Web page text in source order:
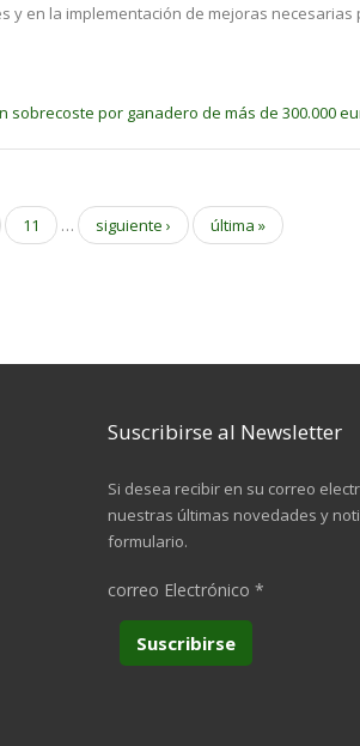
en la implementación de mejoras necesarias
por ganadero de más de 300.000
11 … siguiente › última »
Suscribirse al Newsletter
Si desea recibir en su correo
nuestras últimas novedades y
formulario.
correo Electrónico *